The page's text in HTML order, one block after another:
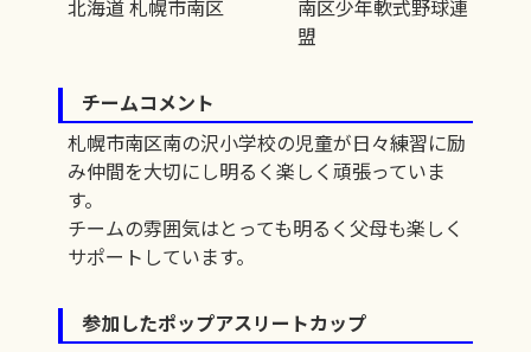
北海道 札幌市南区
南区少年軟式野球連
盟
チームコメント
札幌市南区南の沢小学校の児童が日々練習に励
み仲間を大切にし明るく楽しく頑張っていま
す。
チームの雰囲気はとっても明るく父母も楽しく
サポートしています。
参加したポップアスリートカップ